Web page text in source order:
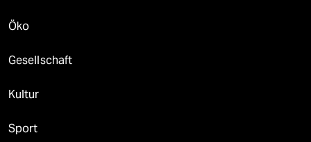
Öko
Gesellschaft
Kultur
Sport